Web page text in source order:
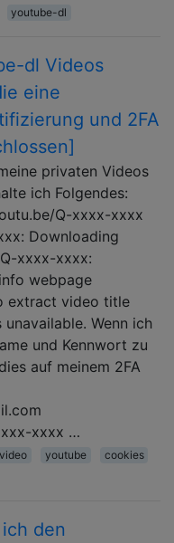
youtube-dl
dl Videos
eine
und 2FA
privaten Videos
ich Folgendes:
Q-xxxx-xxxx
Downloading
xxxx-xxxx:
webpage
extract video title
unavailable. Wenn ich
und Kennwort zu
auf meinem 2FA
xxxx …
video youtube
cookies
den